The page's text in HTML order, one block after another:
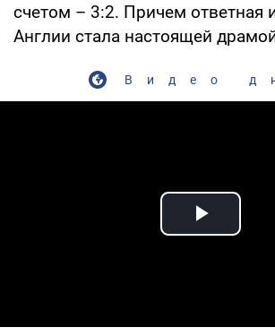
счетом – 3:2. Причем ответная
Англии стала настоящей
Видео
Play